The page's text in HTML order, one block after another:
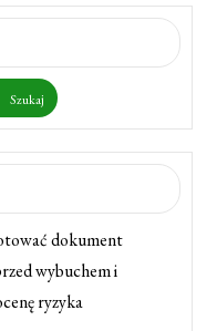
Szukaj
dokument
wybuchem i
ryzyka